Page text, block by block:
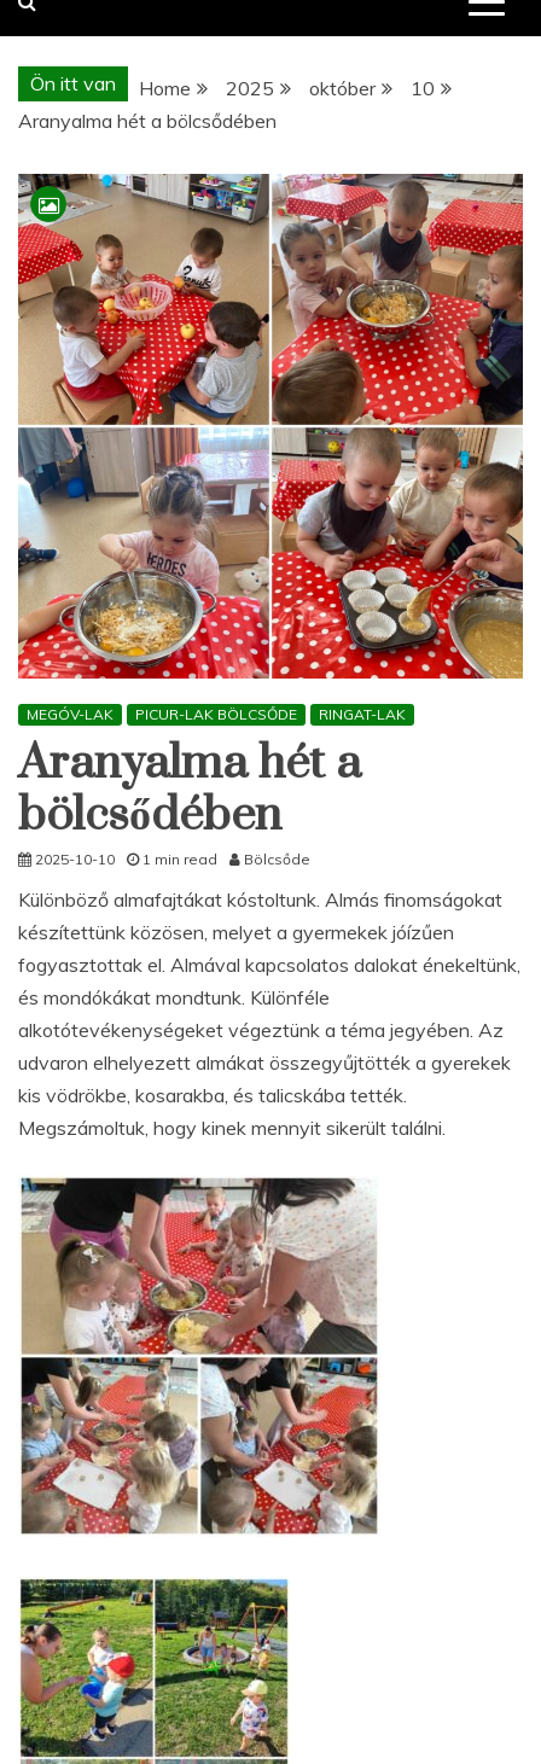
Ön itt van Home 2025 október
10
Aranyalma hét a bölcsődében
MEGÓV-LAK PICUR-LAK BÖLCSŐDE RINGAT-LAK
Aranyalma hét a
bölcsődében
2025-10-10 1 min read Bölcsőde
Különböző almafajtákat kóstoltunk. Almás finomságokat
készítettünk közösen, melyet a gyermekek jóízűen
fogyasztottak el. Almával kapcsolatos dalokat énekeltünk,
és mondókákat mondtunk. Különféle
alkotótevékenységeket végeztünk a téma jegyében. Az
udvaron elhelyezett almákat összegyűjtötték a gyerekek
kis vödrökbe, kosarakba, és talicskába tették.
Megszámoltuk, hogy kinek mennyit sikerült találni.